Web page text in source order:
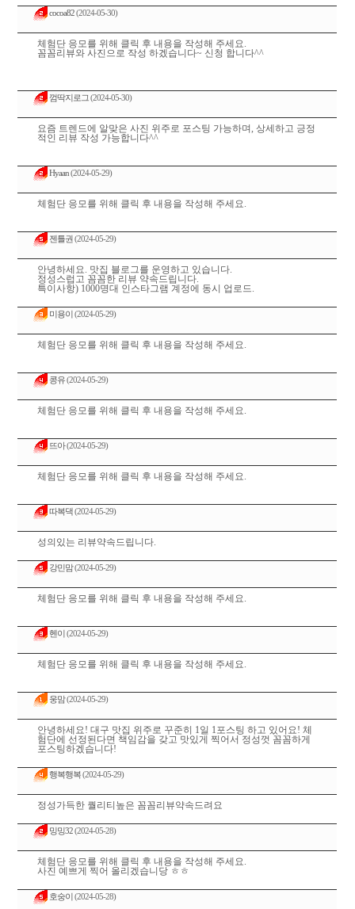
cocoa82(2024-05-30)
체험단 응모를 위해 클릭 후 내용을 작성해 주세요.
꼼꼼리뷰와 사진으로 작성 하겠습니다~ 신청 합니다^^
껌딱지로그 (2024-05-30)
요즘 트렌드에 알맞은 사진 위주로 포스팅 가능하며, 상세하고 긍정
적인 리뷰 작성 가능합니다^^
Hyaan(2024-05-29)
체험단 응모를 위해 클릭 후 내용을 작성해 주세요.
젠틀권(2024-05-29)
안녕하세요. 맛집 블로그를 운영하고 있습니다.
정성스럽고 꼼꼼한 리뷰 약속드립니다.
특이사항) 1000명대 인스타그램 계정에 동시 업로드.
미용이(2024-05-29)
체험단 응모를 위해 클릭 후 내용을 작성해 주세요.
콩유(2024-05-29)
체험단 응모를 위해 클릭 후 내용을 작성해 주세요.
뜨아(2024-05-29)
체험단 응모를 위해 클릭 후 내용을 작성해 주세요.
따복댁(2024-05-29)
성의있는 리뷰약속드립니다.
강민맘(2024-05-29)
체험단 응모를 위해 클릭 후 내용을 작성해 주세요.
헨이(2024-05-29)
체험단 응모를 위해 클릭 후 내용을 작성해 주세요.
웅맘(2024-05-29)
안녕하세요! 대구 맛집 위주로 꾸준히 1일 1포스팅 하고 있어요! 체
험단에 선정된다면 책임감을 갖고 맛있게 찍어서 정성껏 꼼꼼하게
포스팅하겠습니다!
행복행복(2024-05-29)
정성가득한 퀄리티높은 꼼꼼리뷰약속드려요
밍밍32(2024-05-28)
체험단 응모를 위해 클릭 후 내용을 작성해 주세요.
사진 예쁘게 찍어 올리겠습니당 ㅎㅎ
호숭이(2024-05-28)